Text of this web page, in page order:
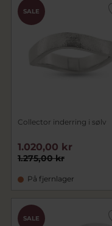
SALE
Collector inderring i sølv
1.275,00 kr
1.020,00 kr
På fjernlager
SALE